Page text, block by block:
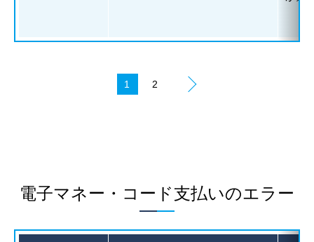
電子マネー・コード支払いのエラー